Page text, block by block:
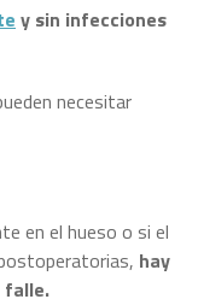
y sin infecciones
necesitar
en el hueso o si el
hay
falle.